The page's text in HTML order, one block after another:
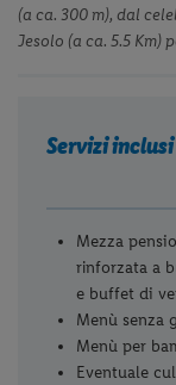
(a ca. 300 m), dal
Jesolo (a ca. 5.5 Km)
Servizi inclusi
Mezza
rinforzata a
e buffet di
Menù senza
Menù per
Eventuale